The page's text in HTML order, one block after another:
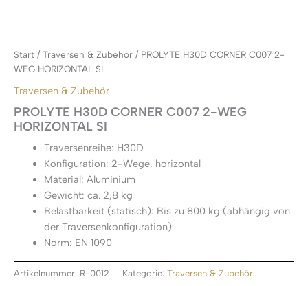
Start / Traversen & Zubehör / PROLYTE H30D CORNER C007 2-
WEG HORIZONTAL SI
Traversen & Zubehör
PROLYTE H30D CORNER C007 2-WEG
HORIZONTAL SI
Traversenreihe: H30D
Konfiguration: 2-Wege, horizontal
Material: Aluminium
Gewicht: ca. 2,8 kg
Belastbarkeit (statisch): Bis zu 800 kg (abhängig von
der Traversenkonfiguration)
Norm: EN 1090
Artikelnummer: R-0012 Kategorie: Traversen & Zubehör